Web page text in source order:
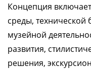
Концепция
среды, технической
музейной
развития,
решения,